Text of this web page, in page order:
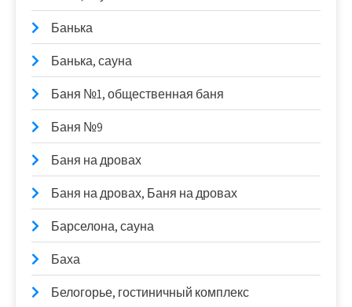
Банька
Банька, сауна
Баня №1, общественная баня
Баня №9
Баня на дровах
Баня на дровах, Баня на дровах
Барселона, сауна
Баха
Белогорье, гостиничный комплекс